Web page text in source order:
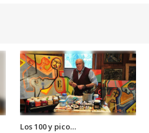
Los 100 y pico…